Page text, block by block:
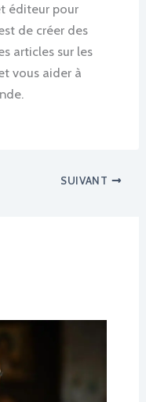
éditeur pour
de créer des
articles sur les
vous aider à
SUIVANT